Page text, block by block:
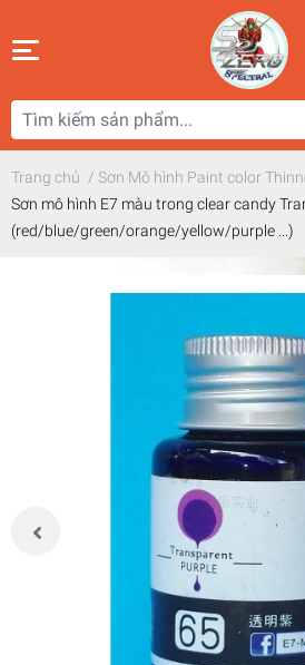
Trang chủ / Sơn Mô hình Paint color
Sơn mô hình E7 màu trong clear candy
(red/blue/green/orange/yellow/purple ...)